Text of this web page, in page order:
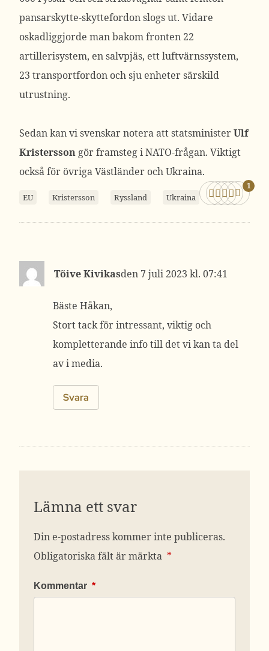
pansarskytte-skyttefordon slogs ut. Vidare
oskadliggjorde man bakom fronten 22
artillerisystem, en salvpjäs, ett luftvärnssystem,
23 transportfordon och sju enheter särskild
utrustning.
Sedan kan vi svenskar notera att statsministerUlf
Kristersson gör framsteg i NATO-frågan. Viktigt
också för övriga Västländer och Ukraina.
EU Kristersson Ryssland Ukraina
1
Tõive Kivikas 7 juli 2023 kl. 07:41
Bäste Håkan,
Stort tack för intressant, viktig och
kompletterande info till det vi kan ta del
av i media.
Svara
Lämna ett svar
Din e-postadress kommer inte publiceras.
Obligatoriska fält är märkta *
Kommentar *